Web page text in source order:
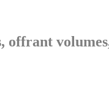
offrant